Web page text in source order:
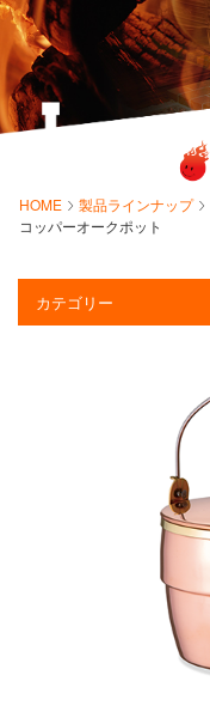
HOME 製品ラインナップ
コッパーオークポット
カテゴリー